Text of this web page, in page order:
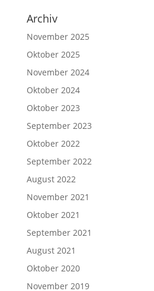
Archiv
November 2025
Oktober 2025
November 2024
Oktober 2024
Oktober 2023
September 2023
Oktober 2022
September 2022
August 2022
November 2021
Oktober 2021
September 2021
August 2021
Oktober 2020
November 2019